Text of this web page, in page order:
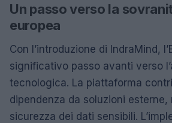
Un passo verso la
europea
Con l’introduzione di IndraMind,
significativo passo avanti verso
tecnologica. La piattaforma
dipendenza da soluzioni esterne,
sicurezza dei dati sensibili.